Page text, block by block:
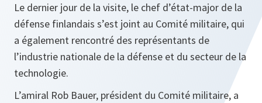
Le dernier jour de la visite, le chef d’état-major de la
défense finlandais s’est joint au Comité militaire, qui
a également rencontré des représentants de
l’industrie nationale de la défense et du secteur de la
technologie.
L’amiral Rob Bauer, président du Comité militaire, a